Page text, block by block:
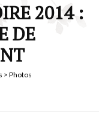
2014 :
DE
> Photos